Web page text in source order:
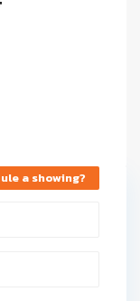
a showing?